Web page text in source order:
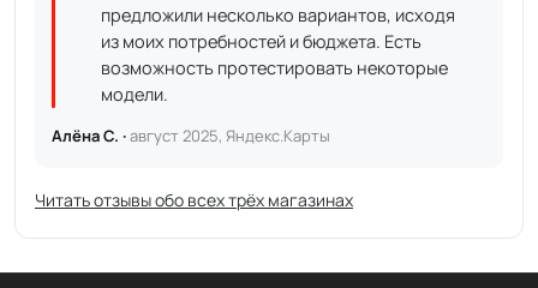
предложили несколько вариантов, исходя
из моих потребностей и бюджета. Есть
возможность протестировать некоторые
модели.
Алёна С. ·август 2025, Яндекс.Карты
Читать отзывы обо всех трёх магазинах